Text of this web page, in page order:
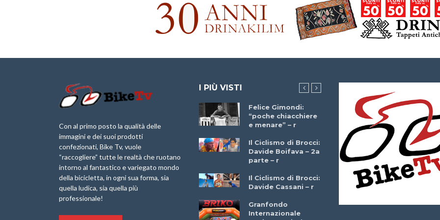
Con al primo posto la qualità delle
immagini e dei suoi prodotti
confezionati, Bike Tv, vuole
“raccogliere” tutte le realtà che ruotano
intorno al fantastico e variegato mondo
della bicicletta, in ogni sua forma, sia
quella ludica, sia quella più
professionale!
I PIÙ VISTI
Briko Torino – 11
Maggio 2025 – r
Minerva Edizioni e
Giancarlo Brocci
per “Bartali l’Ultimo
Marathon 2025”
IX Ed. “Tra
Borghi&Castelli” –
Anteprima
1a Edizione
Granfondo
Felice Gimondi:
“poche chiacchiere
e menare” – r
Il Ciclismo di Brocci:
Davide Boifava – 2a
parte – r
Il Ciclismo di Brocci:
Davide Cassani – r
Granfondo
Internazionale
Brocci Incontra
Giuseppe Martinelli
– r
Che cos’è il
triathlon? Con
Simone Diamantini
– r
Marzo 2025 –